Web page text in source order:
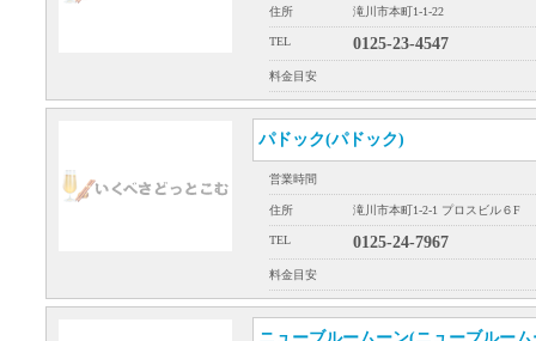
住所 滝川市本町1-1-22
TEL 0125-23-4547
料金目安
パドック(パドック)
営業時間
住所 滝川市本町1-2-1 プロスビル６F
TEL 0125-24-7967
料金目安